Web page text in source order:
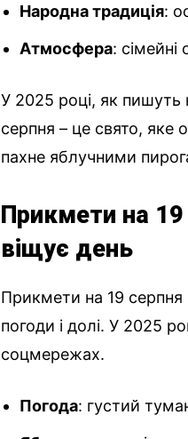
Народна традиція:
Атмосфера:
У 2025 році, як
серпня – це свято, яке
пахне яблучними
Прикмети на
віщує день
Прикмети на 19
погоди і долі. У 2025
соцмережах.
Погода: густий